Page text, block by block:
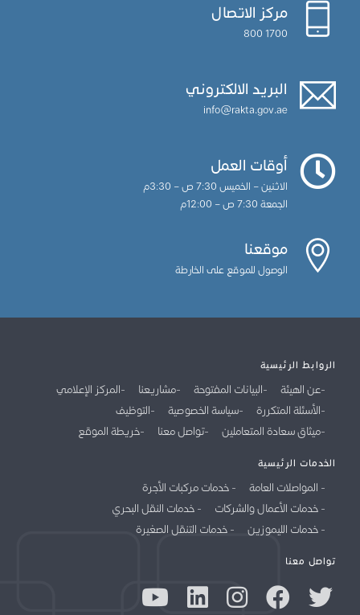
مركز الاتصال
1700 800
البريد الالكتروني
info@rakta.gov.ae
أوقات العمل
الاثنين – الخميس 7:30 ص – 3:30م
الجمعة 7:30 ص – 12:00م
موقعنا
الوصول للموقع على الخارطة
الروابط الرئيسية
عن الهيئة البيانات المفتوحة مشاريعنا
المركز الإعلامي
الأسئلة المتكررة
سياسة الخصوصية
التوظيف
ميثاق سعادة المتعاملين
تواصل معنا خريطة الموقع
الخدمات الرئيسية
المواصلات العامة
خدمات مركبات الأجرة
خدمات الأعمال والشركات
خدمات النقل البحري
خدمات الليموزين
خدمات التنقل الصغيرة
تواصل معنا